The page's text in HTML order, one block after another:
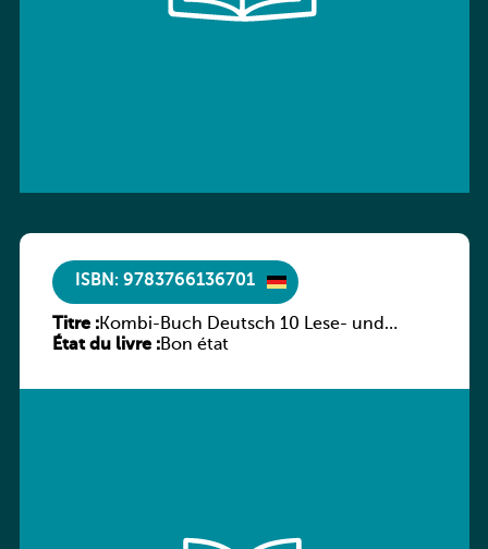
ISBN: 9783766136701
Titre :Kombi-Buch Deutsch 10 Lese- und
Sprachbuch
État du livre :Bon état